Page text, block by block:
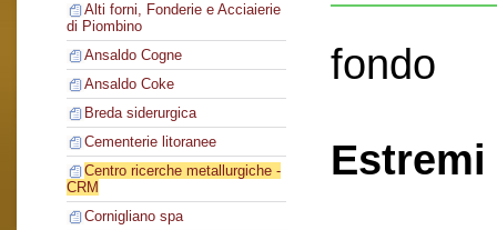
Alti forni, Fonderie e Acciaierie
di Piombino
Ansaldo Cogne
Ansaldo Coke
Breda siderurgica
Cementerie litoranee
Centro ricerche metallurgiche -
CRM
Cornigliano spa
fondo